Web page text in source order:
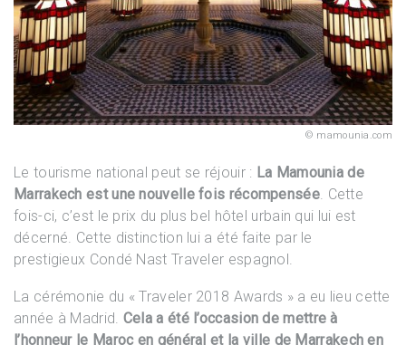
mamounia.com
Le tourisme national peut se réjouir : La Mamounia de
Marrakech est une nouvelle fois récompensée. Cette
fois-ci, c’est le prix du plus bel hôtel urbain qui lui est
décerné. Cette distinction lui a été faite par le
prestigieux Condé Nast Traveler espagnol.
La cérémonie du « Traveler 2018 Awards » a eu lieu cette
année à Madrid. Cela a été l’occasion de mettre à
l’honneur le Maroc en général et la ville de Marrakech en